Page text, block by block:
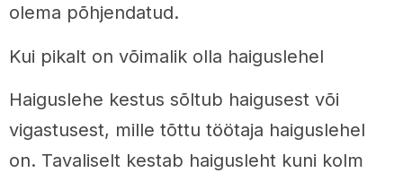
olema põhjendatud.
Kui pikalt on võimalik olla haiguslehel
Haiguslehe kestus sõltub haigusest või
vigastusest, mille tõttu töötaja haiguslehel
on. Tavaliselt kestab haigusleht kuni kolm